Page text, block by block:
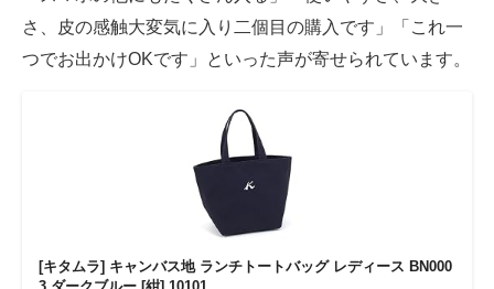
さ、皮の感触大変気に入り二個目の購入です」「これ一
つでお出かけOKです」といった声が寄せられています。
[キタムラ] キャンバス地 ランチトートバッグ レディース BN000